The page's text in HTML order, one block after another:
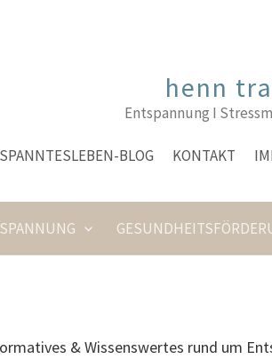
henn
Entspannung I
BLOG KONTAKT
& Wissenswertes rund um